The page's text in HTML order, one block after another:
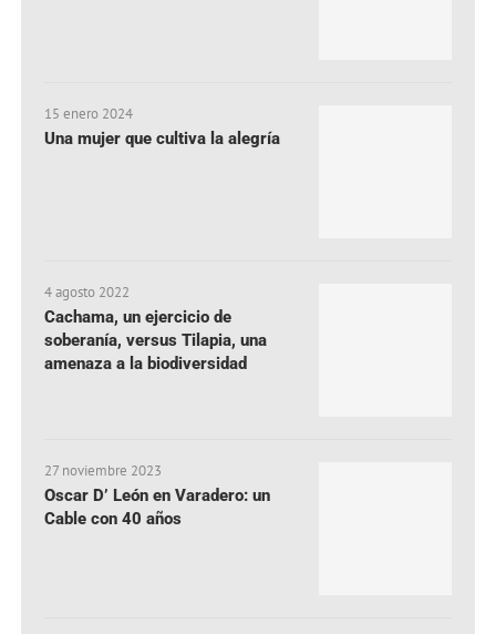
15 enero 2024
Una mujer que cultiva la alegría
4 agosto 2022
Cachama, un ejercicio de
soberanía, versus Tilapia, una
amenaza a la biodiversidad
27 noviembre 2023
Oscar D’ León en Varadero: un
Cable con 40 años